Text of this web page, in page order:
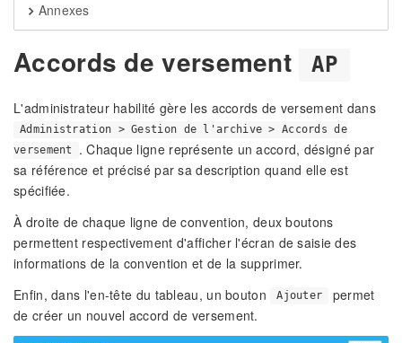
Annexes
Accords de versement AP
L'administrateur habilité gère les accords de versement dans
Administration > Gestion de l'archive > Accords de
versement
. Chaque ligne représente un accord, désigné par
sa référence et précisé par sa description quand elle est
spécifiée.
À droite de chaque ligne de convention, deux boutons
permettent respectivement d'afficher l'écran de saisie des
informations de la convention et de la supprimer.
Enfin, dans l'en-tête du tableau, un bouton
Ajouter
permet
de créer un nouvel accord de versement.